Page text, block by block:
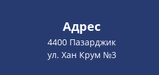
Адрес
4400 Пазарджик
ул. Хан Крум №3